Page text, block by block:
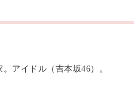
アイドル（吉本坂46）。